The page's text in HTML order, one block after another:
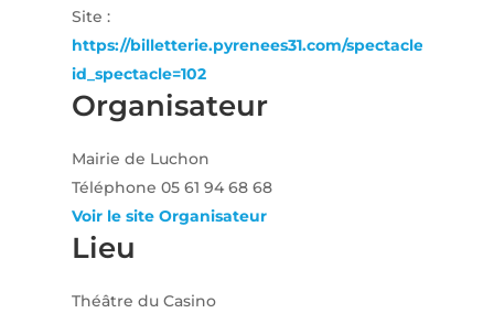
Site :
https://billetterie.pyrenees31.com/spectacle?
id_spectacle=102
Lieu
Théâtre du Casino
Organisateur
Mairie de Luchon
Téléphone 05 61 94 68 68
Voir le site Organisateur